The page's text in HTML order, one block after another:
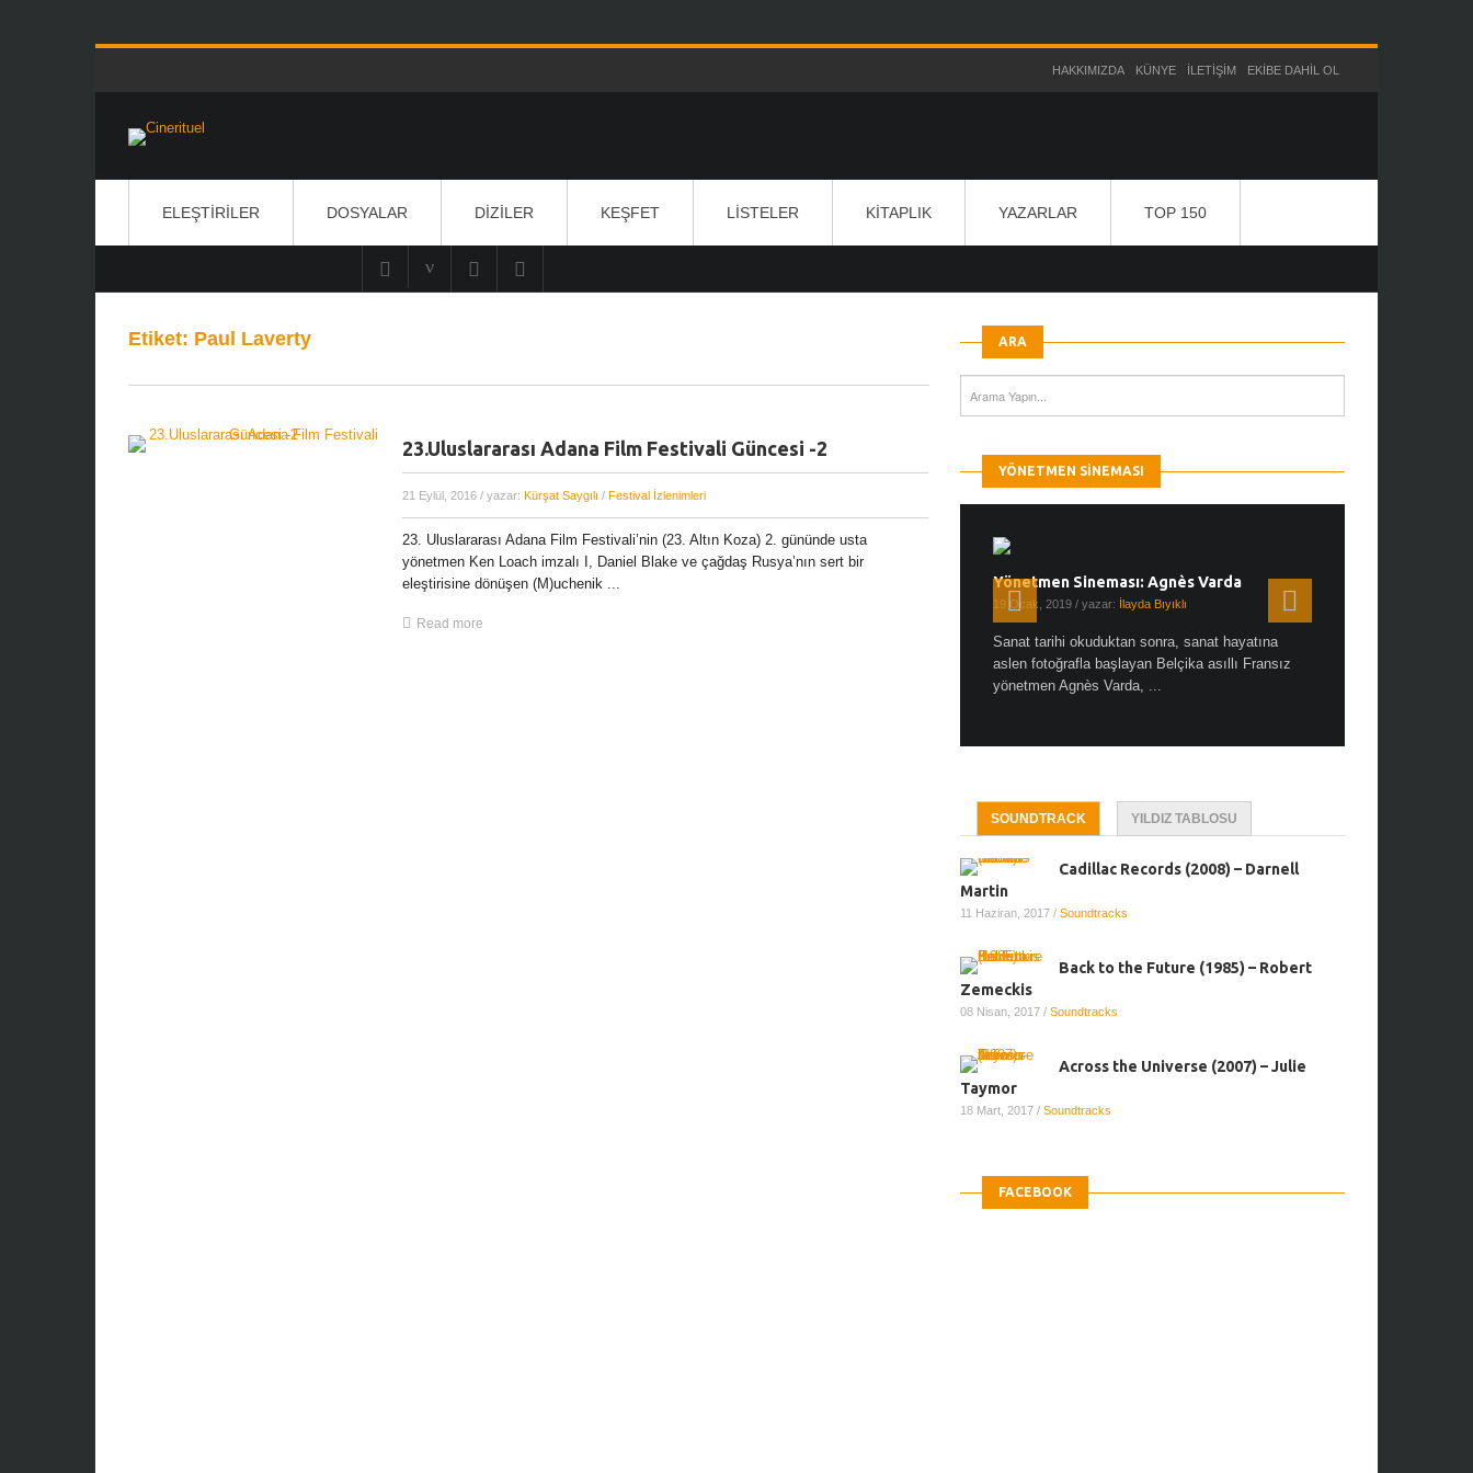
HAKKIMIZDA KÜNYE İLETIŞIM EKIBE DAHIL OL
ELEŞTIRILER DOSYALAR DIZILER KEŞFET LISTELER KITAPLIK YAZARLAR TOP 150
Etiket: Paul Laverty
23.Uluslararası Adana Film Festivali Güncesi -2
21 Eylül, 2016 / yazar: Kürşat Saygılı / Festival İzlenimleri
23. Uluslararası Adana Film Festivali’nin (23. Altın Koza) 2. gününde usta
yönetmen Ken Loach imzalı I, Daniel Blake ve çağdaş Rusya’nın sert bir
eleştirisine dönüşen (M)uchenik ...
Read more
ARA
YÖNETMEN SINEMASI
Yönetmen Sineması: Agnès Varda
19 Ocak, 2019 / yazar: İlayda Bıyıklı
Sanat tarihi okuduktan sonra, sanat hayatına
aslen fotoğrafla başlayan Belçika asıllı Fransız
yönetmen Agnès Varda, ...
Yönetmen
SOUNDTRACK YILDIZ TABLOSU
Cadillac Records (2008) – Darnell
Martin
11 Haziran, 2017 / Soundtracks
Back to the Future (1985) – Robert
Zemeckis
08 Nisan, 2017 / Soundtracks
Across the Universe (2007) – Julie
Taymor
18 Mart, 2017 / Soundtracks
FACEBOOK